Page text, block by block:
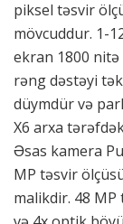
piksel təsvir
mövcuddur. 1-
ekran 1800 nitə
rəng dəstəyi
düymdür və
X6 arxa
Əsas kamera
MP təsvir
malikdir. 48